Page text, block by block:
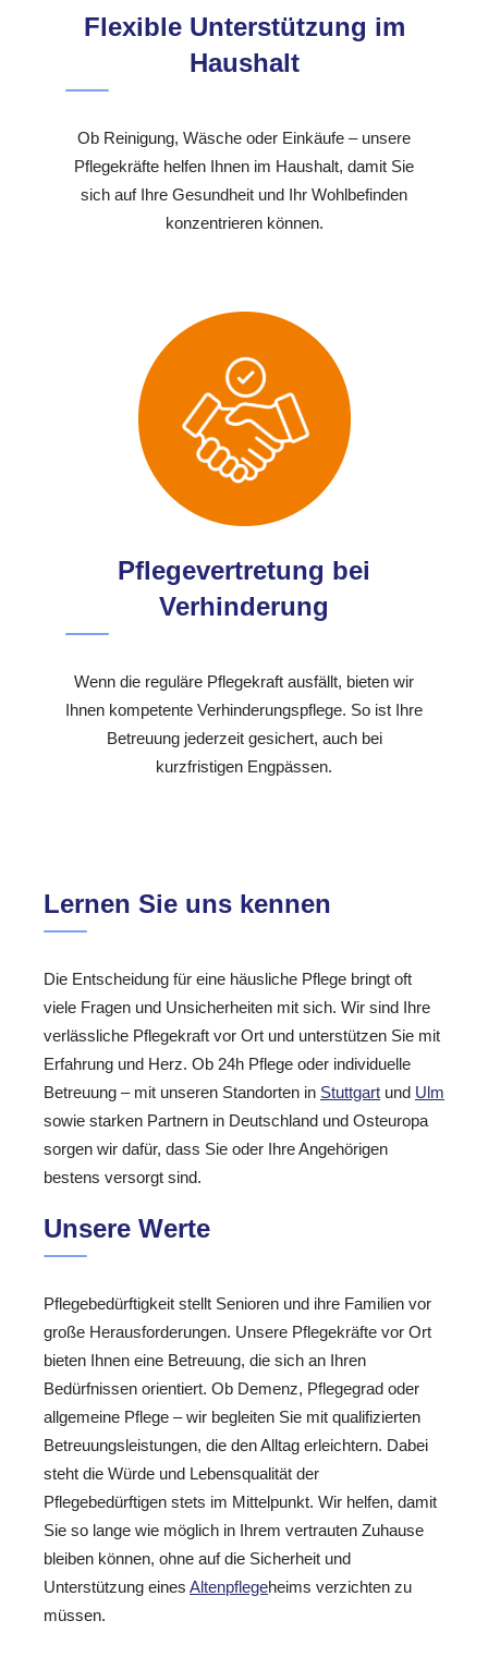
Flexible Unterstützung im
Haushalt
Ob Reinigung, Wäsche oder Einkäufe – unsere
Pflegekräfte helfen Ihnen im Haushalt, damit Sie
sich auf Ihre Gesundheit und Ihr Wohlbefinden
konzentrieren können.
Pflegevertretung bei
Verhinderung
Wenn die reguläre Pflegekraft ausfällt, bieten wir
Ihnen kompetente Verhinderungspflege. So ist Ihre
Betreuung jederzeit gesichert, auch bei
kurzfristigen Engpässen.
Lernen Sie uns kennen
Die Entscheidung für eine häusliche Pflege bringt oft
viele Fragen und Unsicherheiten mit sich. Wir sind Ihre
verlässliche Pflegekraft vor Ort und unterstützen Sie mit
Erfahrung und Herz. Ob 24h Pflege oder individuelle
Betreuung – mit unseren Standorten in Stuttgart und Ulm
sowie starken Partnern in Deutschland und Osteuropa
sorgen wir dafür, dass Sie oder Ihre Angehörigen
bestens versorgt sind.
Unsere Werte
Pflegebedürftigkeit stellt Senioren und ihre Familien vor
große Herausforderungen. Unsere Pflegekräfte vor Ort
bieten Ihnen eine Betreuung, die sich an Ihren
Bedürfnissen orientiert. Ob Demenz, Pflegegrad oder
allgemeine Pflege – wir begleiten Sie mit qualifizierten
Betreuungsleistungen, die den Alltag erleichtern. Dabei
steht die Würde und Lebensqualität der
Pflegebedürftigen stets im Mittelpunkt. Wir helfen, damit
Sie so lange wie möglich in Ihrem vertrauten Zuhause
bleiben können, ohne auf die Sicherheit und
Unterstützung eines Altenpflegeheims verzichten zu
müssen.